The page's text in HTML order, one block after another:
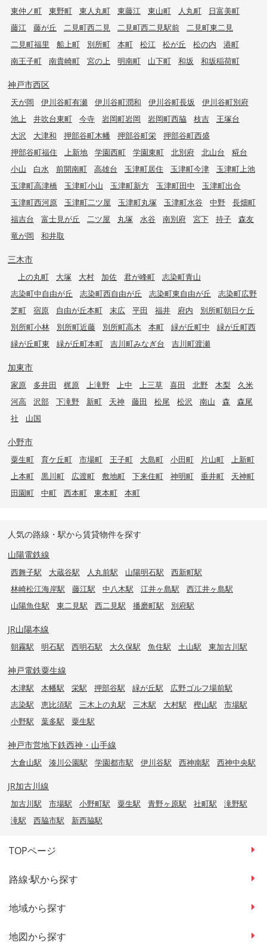
東仲ノ町
東野町 東人丸町 東藤江 東山町 人丸町
日富美町
藤江
藤が丘 二見町西二見 二見町西二見駅前
二見町東二見
二見町福里
船上町 別所町 本町 松江 松が丘 松の内
港町
南王子町
南貴崎町 宮の上 明南町 山下町 和坂 和坂稲荷町
神戸市西区
天が岡 伊川谷町有瀬 伊川谷町潤和 伊川谷町長坂
伊川谷町別府
池上
井吹台東町 今寺 岩岡町岩岡 岩岡町西脇 枝吉
王塚台
大沢
大津和 押部谷町木幡 押部谷町栄
押部谷町西盛
押部谷町福住
上新地 学園西町 学園東町 北別府 北山台
糀台
小山
白水 前開南町 高雄台 玉津町居住 玉津町今津
玉津町上池
玉津町高津橋
玉津町小山 玉津町新方 玉津町田中
玉津町出合
玉津町西河原
玉津町二ツ屋 玉津町丸塚 玉津町水谷 中野
長畑町
福吉台
富士見が丘 二ツ屋 丸塚 水谷 南別府 宮下 持子
森友
竜が岡
和井取
三木市
上の丸町 大塚 大村 加佐 君が峰町
志染町青山
志染町中自由が丘
志染町西自由が丘 志染町東自由が丘
志染町広野
芝町
宿原 自由が丘本町 末広 平田 福井 府内
別所町朝日ケ丘
別所町小林
別所町近藤 別所町高木 本町 緑が丘町中
緑が丘町西
緑が丘町東
緑が丘町本町 吉川町みなぎ台 吉川町渡瀬
加東市
家原 多井田 梶原 上滝野 上中 上三草 喜田 北野 木梨
久米
河高
沢部 下滝野 新町 天神 藤田 松尾 松沢 南山 森
森尾
社
山国
小野市
粟生町 育ケ丘町 市場町 王子町 大島町 小田町 片山町
上新町
上本町
黒川町 広渡町 敷地町 下来住町 神明町 垂井町
天神町
田園町
中町 西本町 東本町 本町
人気の路線・駅から賃貸物件を探す
山陽電鉄線
西舞子駅 大蔵谷駅 人丸前駅 山陽明石駅
西新町駅
林崎松江海岸駅
藤江駅 中八木駅 江井ヶ島駅
西江井ヶ島駅
山陽魚住駅
東二見駅 西二見駅 播磨町駅 別府駅
JR山陽本線
朝霧駅 明石駅 西明石駅 大久保駅 魚住駅 土山駅 東加古川駅
神戸電鉄粟生線
木津駅 木幡駅 栄駅 押部谷駅 緑が丘駅
広野ゴルフ場前駅
志染駅
恵比須駅 三木上の丸駅 三木駅 大村駅 樫山駅
市場駅
小野駅
葉多駅 粟生駅
神戸市営地下鉄西神・山手線
大倉山駅 湊川公園駅 学園都市駅 伊川谷駅 西神南駅 西神中央駅
JR加古川線
加古川駅 市場駅 小野町駅 粟生駅 青野ヶ原駅 社町駅
滝野駅
滝駅
西脇市駅 新西脇駅
TOPページ
路線·駅から探す
地域から探す
地図から探す